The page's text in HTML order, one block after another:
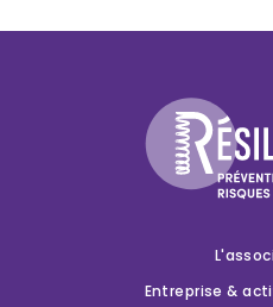
Entreprise &